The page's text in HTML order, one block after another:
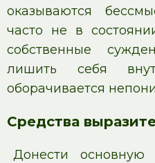
оказываются
часто не в
собственные
лишить себя
оборачивается
Средства
Донести